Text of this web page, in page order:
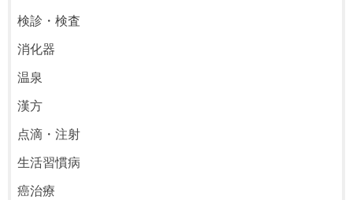
検診・検査
消化器
温泉
漢方
点滴・注射
生活習慣病
癌治療